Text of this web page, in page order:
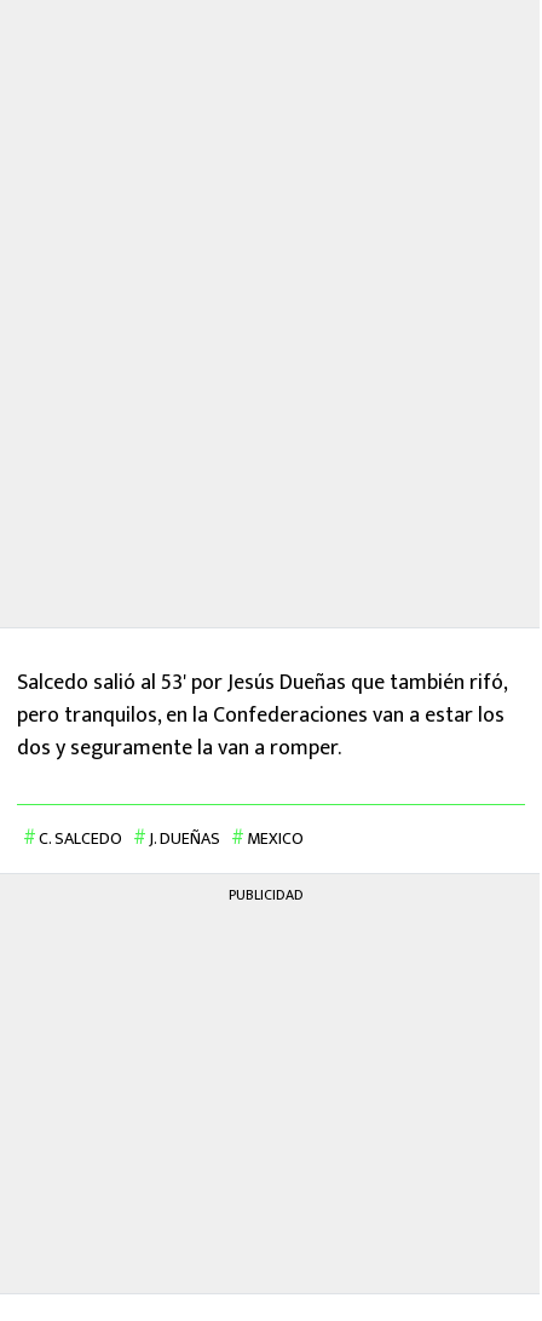
Salcedo salió al 53' por Jesús Dueñas que también rifó,
pero tranquilos, en la Confederaciones van a estar los
dos y seguramente la van a romper.
C. SALCEDO J. DUEÑAS MEXICO
PUBLICIDAD